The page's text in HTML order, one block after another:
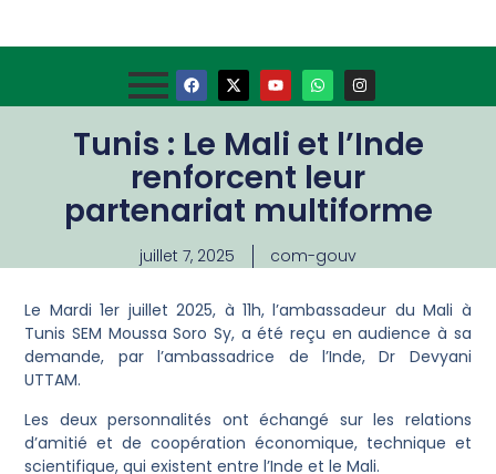
Tunis : Le Mali et l’Inde
renforcent leur
partenariat multiforme
juillet 7, 2025 com-gouv
Le Mardi 1er juillet 2025, à 11h, l’ambassadeur du Mali à
Tunis SEM Moussa Soro Sy, a été reçu en audience à sa
demande, par l’ambassadrice de l’Inde, Dr Devyani
UTTAM.
Les deux personnalités ont échangé sur les relations
d’amitié et de coopération économique, technique et
scientifique, qui existent entre l’Inde et le Mali.